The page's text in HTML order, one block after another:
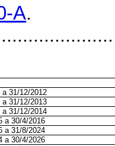
A.
a 31/12/2012
a 31/12/2013
a 31/12/2014
a 30/4/2016
a 31/8/2024
a 30/4/2026